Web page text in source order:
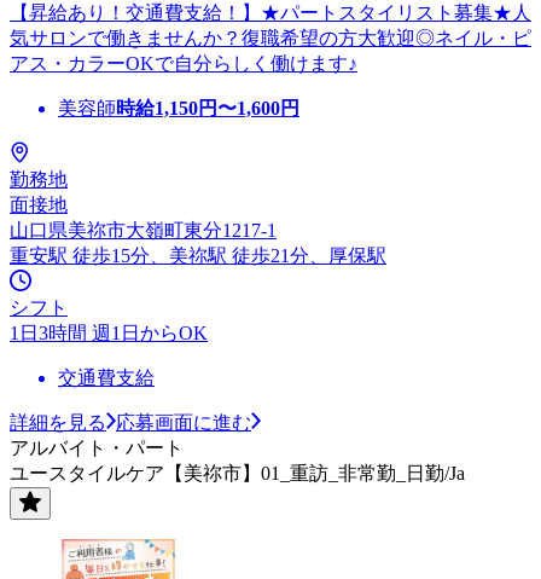
【昇給あり！交通費支給！】★パートスタイリスト募集★人
気サロンで働きませんか？復職希望の方大歓迎◎ネイル・ピ
アス・カラーOKで自分らしく働けます♪
美容師時給1,150円〜1,600円
勤務地
面接地
山口県美祢市大嶺町東分1217-1
重安駅 徒歩15分、美祢駅 徒歩21分、厚保駅
シフト
1日3時間 週1日からOK
交通費支給
詳細を見る
応募画面に進む
アルバイト・パート
ユースタイルケア【美祢市】01_重訪_非常勤_日勤/Ja